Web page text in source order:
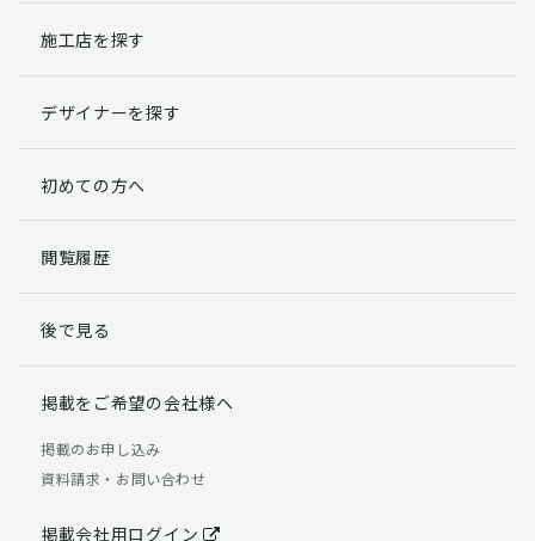
個人情報提出の任意性
す。
らかじめご了承ください。
個人情報の開示請求について
る権利があります。
「個人情報の取り扱いについて」
【お問合せ先】 個人情報問合せ窓口
TEL：03-5411-7891（平日9:00 ～ 18:00）
施工店を探す
デザイナーを探す
初めての方へ
閲覧履歴
後で見る
掲載をご希望の会社様へ
掲載のお申し込み
資料請求・お問い合わせ
掲載会社用ログイン